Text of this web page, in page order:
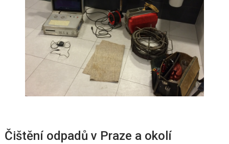
Čištění odpadů v Praze a okolí